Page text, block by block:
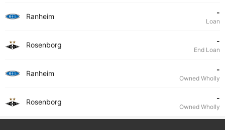
Ranheim -
Loan
Rosenborg -
End Loan
Ranheim -
Owned Wholly
Rosenborg -
Owned Wholly